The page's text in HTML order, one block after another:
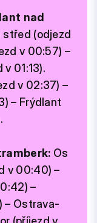
nad
střed (odjezd
v 00:57) –
01:13).
v 02:37) –
– Frýdlant
Os
v 00:40) –
–
– Ostrava-